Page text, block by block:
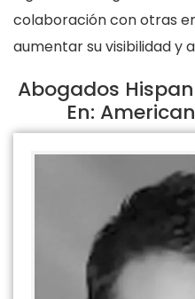
colaboración con otras
aumentar su visibilidad y
Abogados
En: